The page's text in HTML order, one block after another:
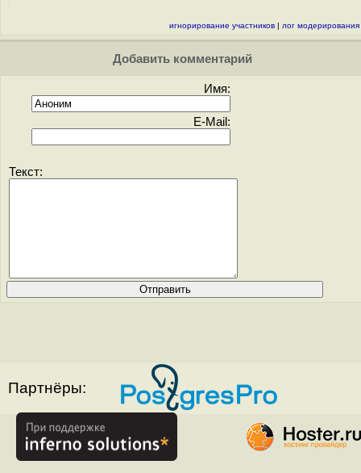
игнорирование участников | лог модерирования
Добавить комментарий
Имя:
E-Mail:
Текст:
Партнёры: